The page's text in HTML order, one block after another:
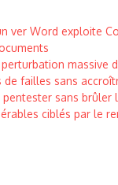
ver Word exploite
massive
de failles sans
sans brûler
ciblés par le